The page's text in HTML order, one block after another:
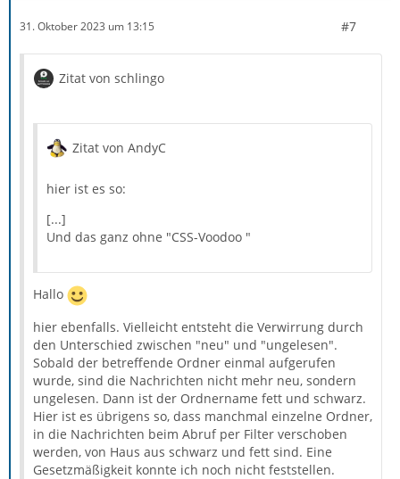
31. Oktober 2023 um 13:15 #7
Zitat von schlingo
Zitat von AndyC
hier ist es so:
[...]
Und das ganz ohne "CSS-Voodoo "
Hallo
hier ebenfalls. Vielleicht entsteht die Verwirrung durch
den Unterschied zwischen "neu" und "ungelesen".
Sobald der betreffende Ordner einmal aufgerufen
wurde, sind die Nachrichten nicht mehr neu, sondern
ungelesen. Dann ist der Ordnername fett und schwarz.
Hier ist es übrigens so, dass manchmal einzelne Ordner,
in die Nachrichten beim Abruf per Filter verschoben
werden, von Haus aus schwarz und fett sind. Eine
Gesetzmäßigkeit konnte ich noch nicht feststellen.